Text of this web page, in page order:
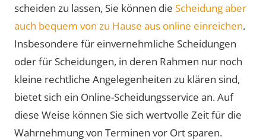
scheiden zu lassen, Sie können die Scheidung aber
auch bequem von zu Hause aus online einreichen.
Insbesondere für einvernehmliche Scheidungen
oder für Scheidungen, in deren Rahmen nur noch
kleine rechtliche Angelegenheiten zu klären sind,
bietet sich ein Online-Scheidungsservice an. Auf
diese Weise können Sie sich wertvolle Zeit für die
Wahrnehmung von Terminen vor Ort sparen.